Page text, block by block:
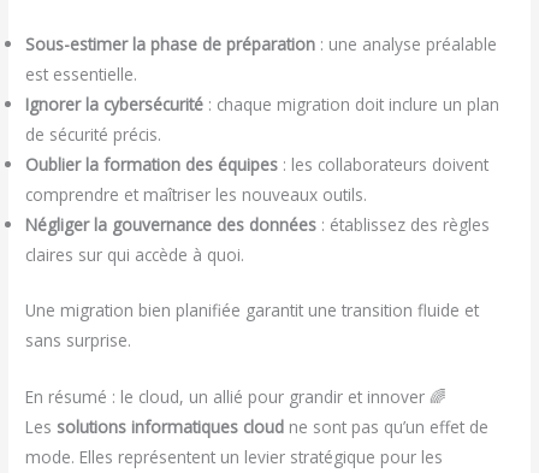
Sous-estimer la phase de préparation : une analyse préalable
est essentielle.
Ignorer la cybersécurité : chaque migration doit inclure un plan
de sécurité précis.
Oublier la formation des équipes : les collaborateurs doivent
comprendre et maîtriser les nouveaux outils.
Négliger la gouvernance des données : établissez des règles
claires sur qui accède à quoi.
Une migration bien planifiée garantit une transition fluide et
sans surprise.
En résumé : le cloud, un allié pour grandir et innover 🌈
Les solutions informatiques cloud ne sont pas qu’un effet de
mode. Elles représentent un levier stratégique pour les